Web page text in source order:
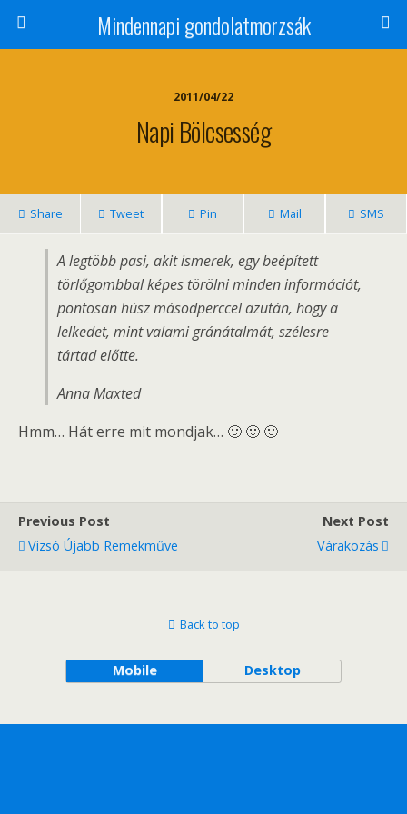
Mindennapi gondolatmorzsák
2011/04/22
Napi Bölcsesség
Share Tweet Pin Mail SMS
A legtöbb pasi, akit ismerek, egy beépített
törlőgombbal képes törölni minden információt,
pontosan húsz másodperccel azután, hogy a
lelkedet, mint valami gránátalmát, szélesre
tártad előtte.
Anna Maxted
Hmm… Hát erre mit mondjak… 🙂 🙂 🙂
Previous Post
Vizsó Újabb Remekműve
Next Post
Várakozás
Back to top
Mobile Desktop